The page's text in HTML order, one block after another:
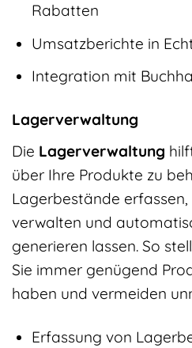
Rabatten
Umsatzberichte in
Integration mit
Lagerverwaltung
Die Lagerverwaltung
über Ihre Produkte zu
Lagerbestände erfassen,
verwalten und
generieren lassen. So
Sie immer genügend
haben und vermeiden
Erfassung von